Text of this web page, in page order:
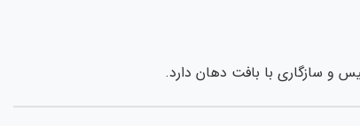
سازگاری با بافت دهان دارد.